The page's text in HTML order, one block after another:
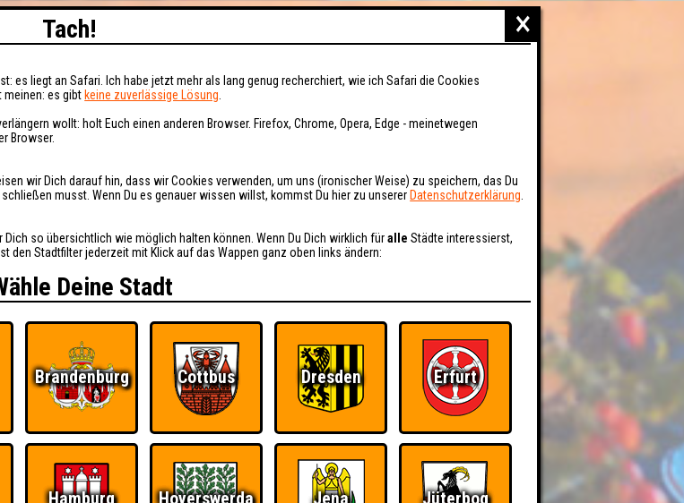
×
Tach!
es liegt an Safari. Ich habe jetzt mehr als lang genug recherchiert, wie ich Safari die Cookies
meinen: es gibt keine zuverlässige Lösung
wollt: holt Euch einen anderen Browser. Firefox, Chrome, Opera, Edge - meinetwegen
Browser.
wir Dich darauf hin, dass wir Cookies verwenden, um uns (ironischer Weise) zu speichern, das Du
musst. Wenn Du es genauer wissen willst, kommst Du hier zu unserer Datenschutzerklärung
so übersichtlich wie möglich halten können. Wenn Du Dich wirklich füralle Städte interessierst,
Stadtfilter jederzeit mit Klick auf das Wappen ganz oben links ändern:
Deine Stadt
Brandenburg Cottbus Dresden Erfurt